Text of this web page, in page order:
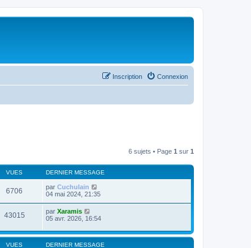
Connexion
Inscription
6 sujets • Page 1 sur 1
VUES DERNIER MESSAGE
6706 par Cuchulain
04 mai 2024, 21:35
43015 par Xaramis
05 avr. 2026, 16:54
VUES DERNIER MESSAGE